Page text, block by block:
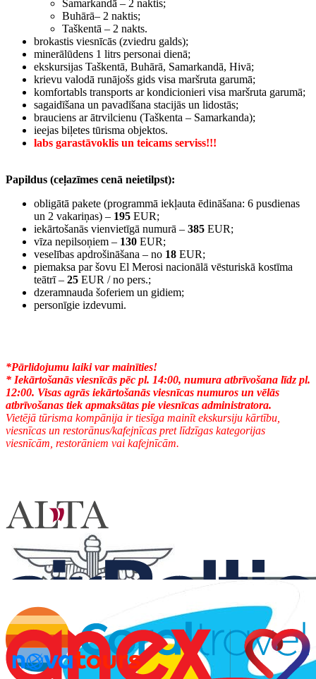
Samarkandā – 2 naktis;
Buhārā– 2 naktis;
Taškentā – 2 nakts.
brokastis viesnīcās (zviedru galds);
minerālūdens 1 litrs personai dienā;
ekskursijas Taškentā, Buhārā, Samarkandā, Hivā;
krievu valodā runājošs gids visa maršruta garumā;
komfortabls transports ar kondicionieri visa maršruta garumā;
sagaidīšana un pavadīšana stacijās un lidostās;
brauciens ar ātrvilcienu (Taškenta – Samarkanda);
ieejas biļetes tūrisma objektos.
labs garastāvoklis un teicams serviss!!!
Papildus (ceļazīmes cenā neietilpst):
obligātā pakete (programmā iekļauta ēdināšana: 6 pusdienas
un 2 vakariņas) – 195 EUR;
iekārtošanās vienvietīgā numurā – 385 EUR;
vīza nepilsoņiem – 130 EUR;
veselības apdrošināšana – no 18 EUR;
piemaksa par šovu El Merosi nacionālā vēsturiskā kostīma
teātrī – 25 EUR / no pers.;
dzeramnauda šoferiem un gidiem;
personīgie izdevumi.
*Pārlidojumu laiki var mainīties!
* Iekārtošanās viesnīcās pēc pl. 14:00, numura atbrīvošana līdz pl.
12:00. Visas agrās iekārtošanās viesnīcas numuros un vēlās
atbrīvošanas tiek apmaksātas pie viesnīcas administratora.
Vietējā tūrisma kompānija ir tiesīga mainīt ekskursiju kārtību,
viesnīcas un restorānus/kafejnīcas pret līdzīgas kategorijas
viesnīcām, restorāniem vai kafejnīcām.